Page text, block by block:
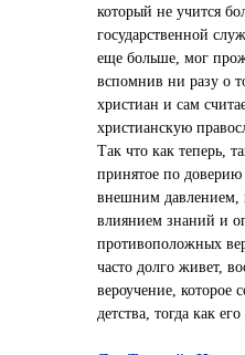
который не учится
государственной
еще больше, мог
вспомнив ни разу о
христиан и сам
христианскую
Так что как теперь,
принятое по
внешним давлением,
влиянием знаний и
противоположных
часто долго живет,
вероучение, которое
детства, тогда как